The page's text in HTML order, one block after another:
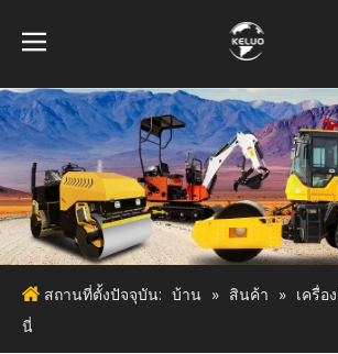
สถานที่ตั้งปัจจุบัน: บ้าน » สินค้า » เครื่อ
นี่